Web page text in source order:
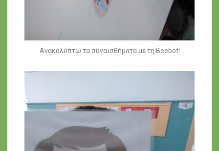
Ανακαλύπτω τα συναισθήματα με τη Beebot!